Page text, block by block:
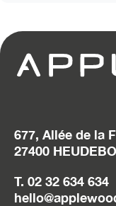
677, Allée de la
27400
T. 02 32 634 634